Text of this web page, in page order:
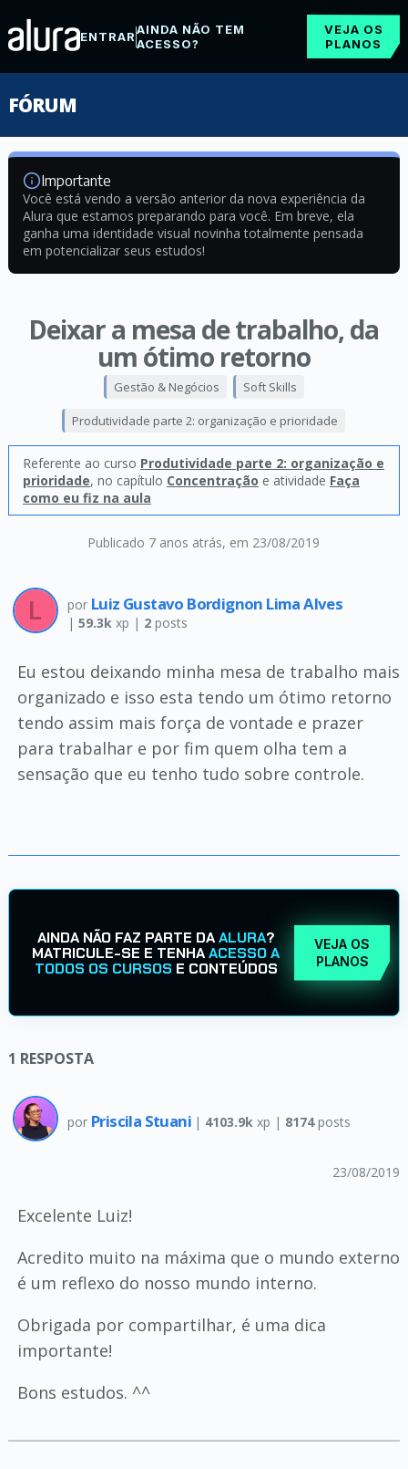
ENTRARAINDA NÃO TEM
ACESSO?
VEJA OS
PLANOS
FÓRUM
Importante
Você está vendo a versão anterior da nova experiência da
Alura que estamos preparando para você. Em breve, ela
ganha uma identidade visual novinha totalmente pensada
em potencializar seus estudos!
Deixar a mesa de trabalho, da
um ótimo retorno
Publicado 7 anos atrás, em 23/08/2019
Gestão & Negócios Soft Skills
Produtividade parte 2: organização e prioridade
Referente ao curso Produtividade parte 2: organização e
prioridade, no capítulo Concentração e atividade Faça
como eu fiz na aula
por Luiz Gustavo Bordignon Lima Alves
| 59.3kxp | 2posts
Eu estou deixando minha mesa de trabalho mais
organizado e isso esta tendo um ótimo retorno
tendo assim mais força de vontade e prazer
para trabalhar e por fim quem olha tem a
sensação que eu tenho tudo sobre controle.
AINDA NÃO FAZ PARTE DAALURA?
MATRICULE-SE E TENHAACESSO A
TODOS OS CURSOS E CONTEÚDOS
VEJA OS
PLANOS
1 RESPOSTA
por Priscila Stuani | 4103.9k xp | 8174posts
23/08/2019
Excelente Luiz!
Acredito muito na máxima que o mundo externo
é um reflexo do nosso mundo interno.
Obrigada por compartilhar, é uma dica
importante!
Bons estudos. ^^